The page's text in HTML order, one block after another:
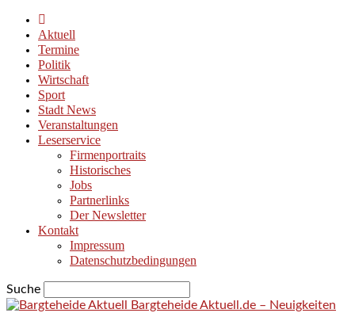
Aktuell
Termine
Politik
Wirtschaft
Sport
Stadt News
Veranstaltungen
Leserservice
Firmenportraits
Historisches
Jobs
Partnerlinks
Der Newsletter
Kontakt
Impressum
Datenschutzbedingungen
Suche
Bargteheide Aktuell.de – Neuigkeiten